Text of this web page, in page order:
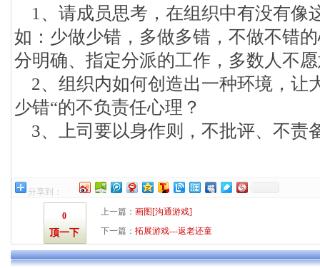
1、请成员思考，在组织中有没有像
如：少做少错，多做多错，不做不错
分明确、指定分派的工作，多数人不
2、组织内如何创造出一种环境，让
少错“的不负责任心理？
3、上司要以身作则，不批评、不责
分享到：
0
顶一下
上一篇： 画图[沟通游戏]
下一篇： 拓展游戏---返老还童